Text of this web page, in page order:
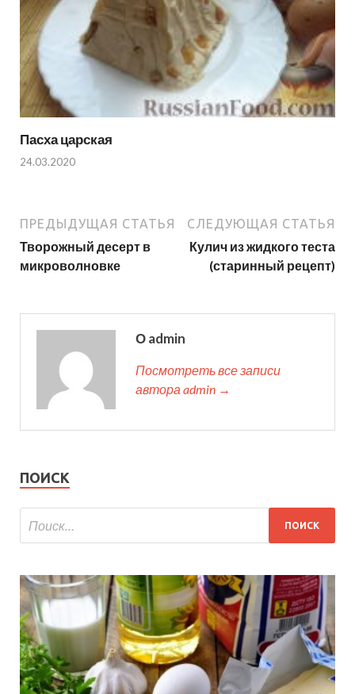
Пасха царская
24.03.2020
ПРЕДЫДУЩАЯ СТАТЬЯ
Творожный десерт в
микроволновке
СЛЕДУЮЩАЯ СТАТЬЯ
Кулич из жидкого теста
(старинный рецепт)
О admin
Посмотреть все записи
автора admin →
ПОИСК